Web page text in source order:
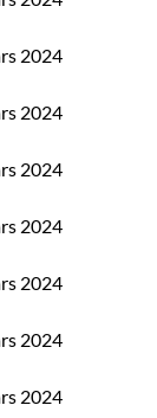
2024
2024
2024
2024
2024
2024
2024